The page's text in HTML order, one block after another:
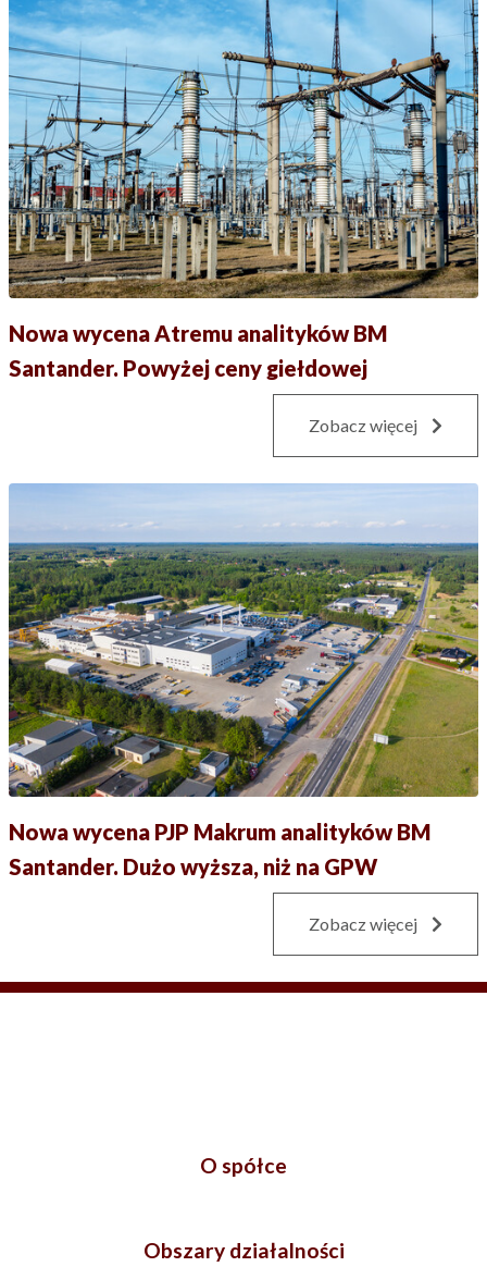
Nowa wycena Atremu analityków BM
Santander. Powyżej ceny giełdowej
Zobacz więcej
Nowa wycena PJP Makrum analityków BM
Santander. Dużo wyższa, niż na GPW
Zobacz więcej
O spółce
Obszary działalności